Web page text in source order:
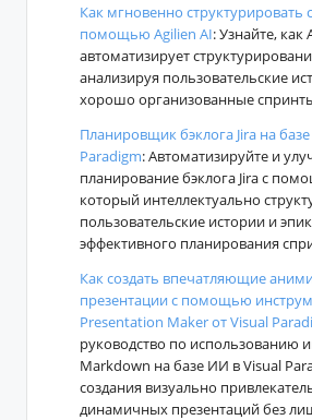
Как мгновенно структурировать
помощью Agilien AI: Узнайте, как
автоматизирует
анализируя пользовательские
хорошо организованные
Планировщик бэклога Jira на
Paradigm: Автоматизируйте и
планирование бэклога Jira с
который интеллектуально
пользовательские истории и
эффективного планирования
Как создать впечатляющие
презентации с помощью
Presentation Maker от Visual
руководство по использованию
Markdown на базе ИИ в Visual
создания визуально
динамичных презентаций без